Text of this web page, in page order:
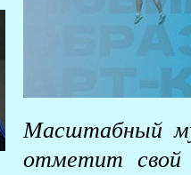
Масштабный
отметит свой